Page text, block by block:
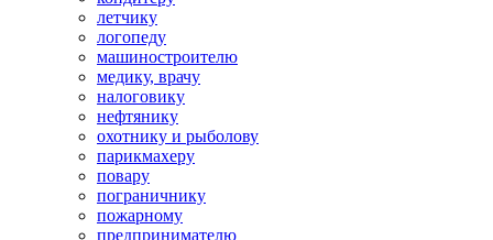
летчику
логопеду
машиностроителю
медику, врачу
налоговику
нефтянику
охотнику и рыболову
парикмахеру
повару
пограничнику
пожарному
предпринимателю